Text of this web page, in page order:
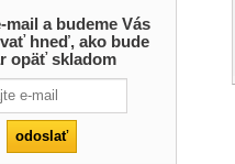
mail a budeme Vás
hneď, ako bude
opäť skladom